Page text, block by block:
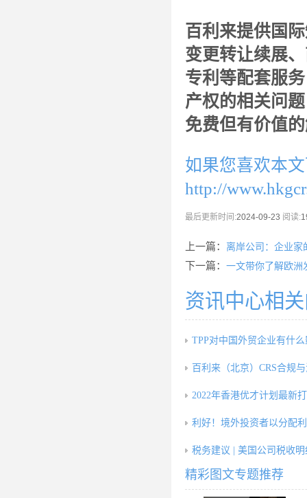
百利来提供国
变更转让续展
专利等配套服
产权的相关问
免费但有价值
如果您喜欢本
http://
最后更新时间:2024-09-23 阅读:
上一篇： 离岸公司：企业家
下一篇： 一文带你了解欧洲
资讯中心相
TPP对中国外贸企业有什
百利来（北京）CRS合规
2022年香港优才计划最新
利好！境外投资者以分配
税务建议 | 美国公司税收明
精彩图文专题推荐